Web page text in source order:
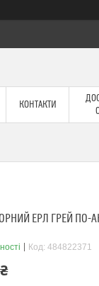
КОНТАКТИ
ЕРЛ ГРЕЙ ПО-
Код: 484822371